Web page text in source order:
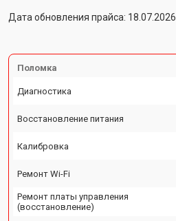
Дата обновления прайса: 18.07.2026
Поломка
Диагностика
Восстановление питания
Калибровка
Ремонт Wi-Fi
Ремонт платы управления
(восстановление)